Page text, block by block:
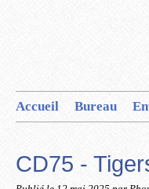
Accueil Bureau
CD75 -